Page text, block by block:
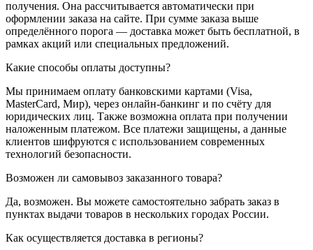
получения. Она рассчитывается автоматически при
оформлении заказа на сайте. При сумме заказа выше
определённого порога — доставка может быть бесплатной, в
рамках акций или специальных предложений.
Какие способы оплаты доступны?
Мы принимаем оплату банковскими картами (Visa,
MasterCard, Мир), через онлайн-банкинг и по счёту для
юридических лиц. Также возможна оплата при получении
наложенным платежом. Все платежи защищены, а данные
клиентов шифруются с использованием современных
технологий безопасности.
Возможен ли самовывоз заказанного товара?
Да, возможен. Вы можете самостоятельно забрать заказ в
пунктах выдачи товаров в нескольких городах России.
Как осуществляется доставка в регионы?